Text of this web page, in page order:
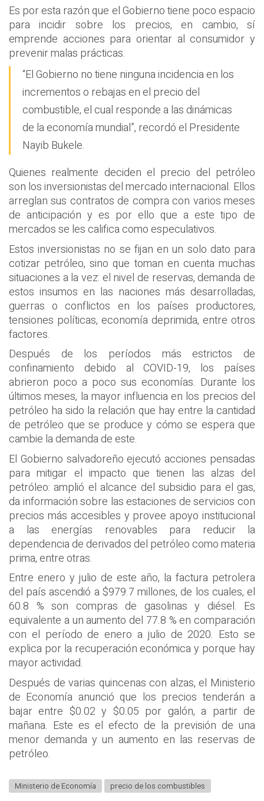
Es por esta razón que el Gobierno tiene poco espacio
para incidir sobre los precios, en cambio, sí
emprende acciones para orientar al consumidor y
prevenir malas prácticas.
“El Gobierno no tiene ninguna incidencia en los
incrementos o rebajas en el precio del
combustible, el cual responde a las dinámicas
de la economía mundial”, recordó el Presidente
Nayib Bukele.
Quienes realmente deciden el precio del petróleo
son los inversionistas del mercado internacional. Ellos
arreglan sus contratos de compra con varios meses
de anticipación y es por ello que a este tipo de
mercados se les califica como especulativos.
Estos inversionistas no se fijan en un solo dato para
cotizar petróleo, sino que toman en cuenta muchas
situaciones a la vez: el nivel de reservas, demanda de
estos insumos en las naciones más desarrolladas,
guerras o conflictos en los países productores,
tensiones políticas, economía deprimida, entre otros
factores.
Después de los períodos más estrictos de
confinamiento debido al COVID-19, los países
abrieron poco a poco sus economías. Durante los
últimos meses, la mayor influencia en los precios del
petróleo ha sido la relación que hay entre la cantidad
de petróleo que se produce y cómo se espera que
cambie la demanda de este.
El Gobierno salvadoreño ejecutó acciones pensadas
para mitigar el impacto que tienen las alzas del
petróleo: amplió el alcance del subsidio para el gas,
da información sobre las estaciones de servicios con
precios más accesibles y provee apoyo institucional
a las energías renovables para reducir la
dependencia de derivados del petróleo como materia
prima, entre otras.
Entre enero y julio de este año, la factura petrolera
del país ascendió a $979.7 millones, de los cuales, el
60.8 % son compras de gasolinas y diésel. Es
equivalente a un aumento del 77.8 % en comparación
con el período de enero a julio de 2020. Esto se
explica por la recuperación económica y porque hay
mayor actividad.
Después de varias quincenas con alzas, el Ministerio
de Economía anunció que los precios tenderán a
bajar entre $0.02 y $0.05 por galón, a partir de
mañana. Este es el efecto de la previsión de una
menor demanda y un aumento en las reservas de
petróleo.
Ministerio de Economía precio de los combustibles